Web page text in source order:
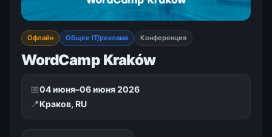
Офлайн Общее IT/реклама Конференция
WordCamp Kraków
📅04 июня–06 июня 2026
📍Краков, RU